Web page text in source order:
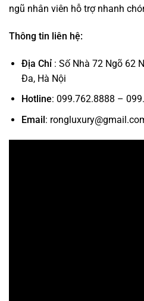
ngũ nhân viên hỗ trợ nhanh
Thông tin liên hệ:
Địa Chỉ: Số Nhà 72 Ngõ 62
Đa, Hà Nội
Hotline: 099.762.8888 –
Email: